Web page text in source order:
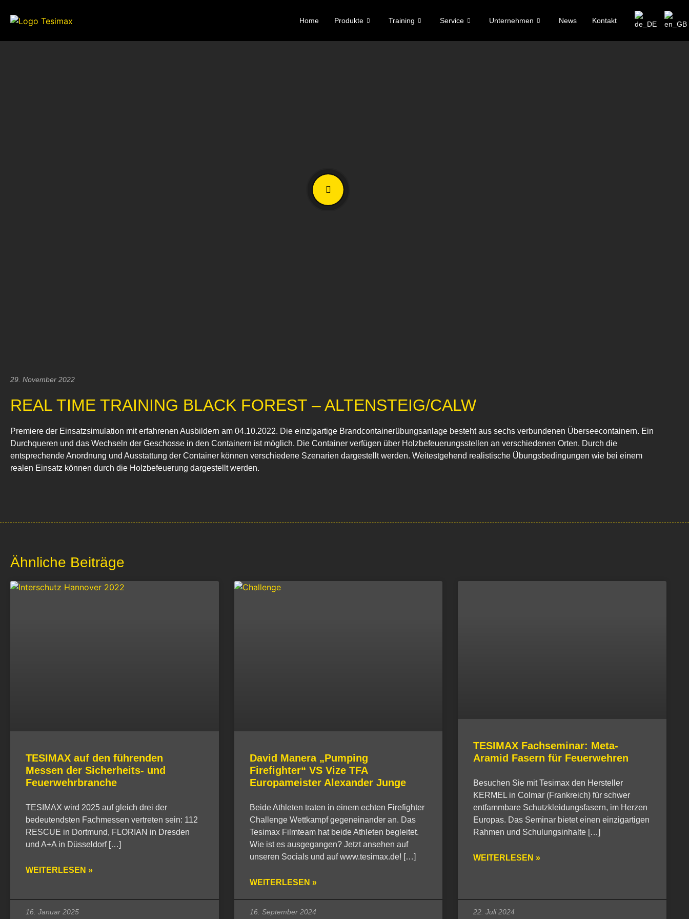
Home Produkte Training Service Unternehmen News Kontakt
29. November 2022
REAL TIME TRAINING BLACK FOREST – ALTENSTEIG/CALW
Premiere der Einsatzsimulation mit erfahrenen Ausbildern am 04.10.2022. Die einzigartige Brandcontainerübungsanlage besteht aus sechs verbundenen Überseecontainern. Ein
Durchqueren und das Wechseln der Geschosse in den Containern ist möglich. Die Container verfügen über Holzbefeuerungsstellen an verschiedenen Orten. Durch die
entsprechende Anordnung und Ausstattung der Container können verschiedene Szenarien dargestellt werden. Weitestgehend realistische Übungsbedingungen wie bei einem
realen Einsatz können durch die Holzbefeuerung dargestellt werden.
Ähnliche Beiträge
TESIMAX auf den führenden
Messen der Sicherheits- und
Feuerwehrbranche
TESIMAX wird 2025 auf gleich drei der
bedeutendsten Fachmessen vertreten sein: 112
RESCUE in Dortmund, FLORIAN in Dresden
und A+A in Düsseldorf […]
WEITERLESEN »
16. Januar 2025
David Manera „Pumping
Firefighter“ VS Vize TFA
Europameister Alexander Junge
Beide Athleten traten in einem echten Firefighter
Challenge Wettkampf gegeneinander an. Das
Tesimax Filmteam hat beide Athleten begleitet.
Wie ist es ausgegangen? Jetzt ansehen auf
unseren Socials und auf www.tesimax.de! […]
WEITERLESEN »
16. September 2024
TESIMAX Fachseminar: Meta-
Aramid Fasern für Feuerwehren
Besuchen Sie mit Tesimax den Hersteller
KERMEL in Colmar (Frankreich) für schwer
entfammbare Schutzkleidungsfasern, im Herzen
Europas. Das Seminar bietet einen einzigartigen
Rahmen und Schulungsinhalte […]
WEITERLESEN »
22. Juli 2024